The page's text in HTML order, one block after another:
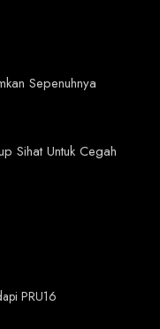
Sepenuhnya
Sihat Untuk Cegah
PRU16